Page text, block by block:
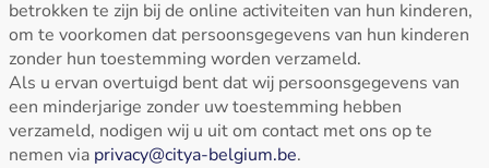
betrokken te zijn bij de online activiteiten van hun kinderen,
om te voorkomen dat persoonsgegevens van hun kinderen
zonder hun toestemming worden verzameld.
Als u ervan overtuigd bent dat wij persoonsgegevens van
een minderjarige zonder uw toestemming hebben
verzameld, nodigen wij u uit om contact met ons op te
nemen via privacy@citya-belgium.be.